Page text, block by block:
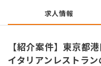
求人情報
【紹介案件】東京都
イタリアンレストラ